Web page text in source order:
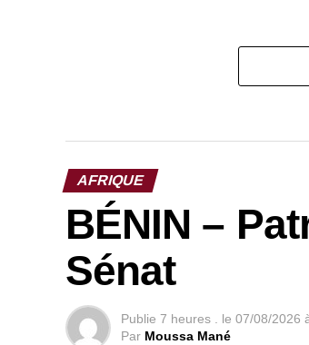
AFRIQUE
BÉNIN –
Sénat
Publie 7 heures . le 07/08/2026
Par Moussa Mané